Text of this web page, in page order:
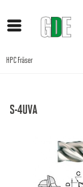
HPC Fräser
S-4UVA